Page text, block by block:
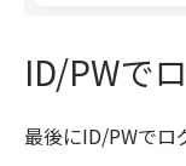
ID/PWで
最後にID/PWでロ